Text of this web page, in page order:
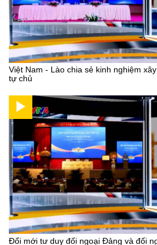
Việt Nam - Lào chia sẻ kinh nghiệm
tự chủ
Đổi mới tư duy đối ngoại Đảng và đối